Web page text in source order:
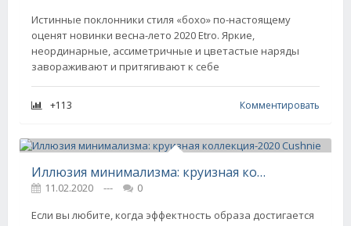
Истинные поклонники стиля «бохо» по-настоящему
оценят новинки весна-лето 2020 Etro. Яркие,
неординарные, ассиметричные и цветастые наряды
завораживают и притягивают к себе
+113 Комментировать
Иллюзия минимализма: круизная коллекция-2020 Cushnie
11.02.2020 ---
0
Если вы любите, когда эффектность образа достигается